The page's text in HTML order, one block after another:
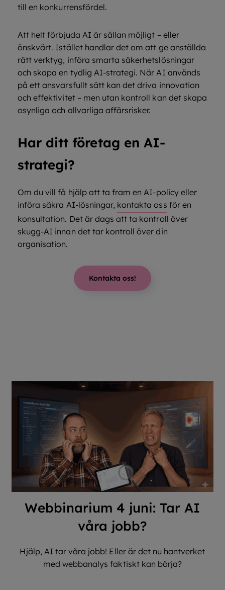
till en konkurrensfördel.
Att helt förbjuda AI är sällan möjligt – eller
önskvärt. Istället handlar det om att ge anställda
rätt verktyg, införa smarta säkerhetslösningar
och skapa en tydlig AI-strategi. När AI används
på ett ansvarsfullt sätt kan det driva innovation
och effektivitet – men utan kontroll kan det skapa
osynliga och allvarliga affärsrisker.
Har ditt företag en AI-
strategi?
Om du vill få hjälp att ta fram en AI-policy eller
införa säkra AI-lösningar, kontakta oss för en
konsultation. Det är dags att ta kontroll över
skugg-AI innan det tar kontroll över din
organisation.
Kontakta oss!
Webbinarium 4 juni: Tar AI
våra jobb?
Hjälp, AI tar våra jobb! Eller är det nu hantverket
med webbanalys faktiskt kan börja?